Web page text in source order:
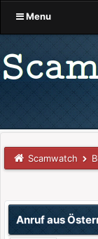
Menu
Scamwatch
Anruf aus